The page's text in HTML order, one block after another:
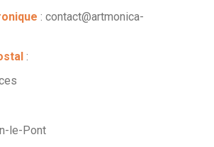
: contact@artmonica-
:
le-Pont